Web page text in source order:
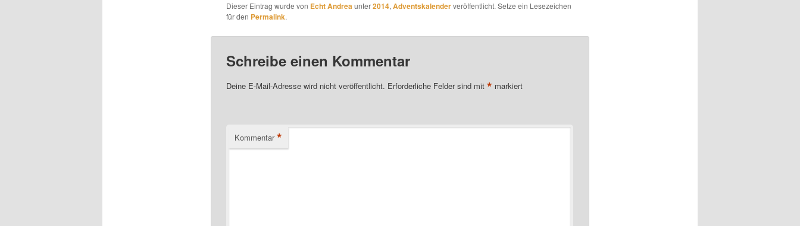
Dieser Eintrag wurde von Echt Andreaunter2014, Adventskalenderveröffentlicht. Setze ein Lesezeichen
für den Permalink.
Schreibe einen Kommentar
Deine E-Mail-Adresse wird nicht veröffentlicht. Erforderliche Felder sind mit * markiert
Kommentar *